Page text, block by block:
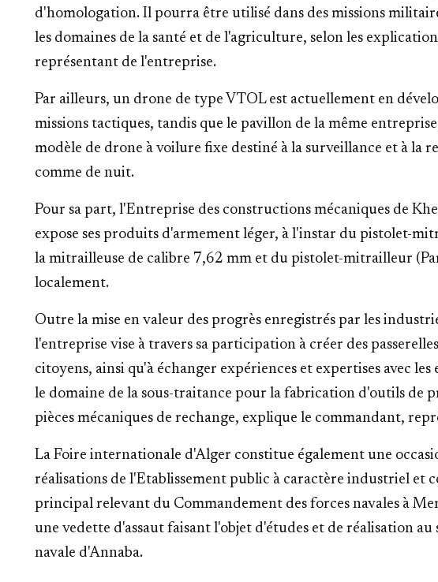
d'homologation. Il pourra être utilisé dans des missions
les domaines de la santé et de l'agriculture, selon les
représentant de l'entreprise.
Par ailleurs, un drone de type VTOL est actuellement en
missions tactiques, tandis que le pavillon de la même
modèle de drone à voilure fixe destiné à la surveillance et à la
comme de nuit.
Pour sa part, l'Entreprise des constructions mécaniques de
expose ses produits d'armement léger, à l'instar du pistolet-
la mitrailleuse de calibre 7,62 mm et du pistolet-mitrailleur
localement.
Outre la mise en valeur des progrès enregistrés par les
l'entreprise vise à travers sa participation à créer des
citoyens, ainsi qu'à échanger expériences et expertises avec
le domaine de la sous-traitance pour la fabrication d'outils de
pièces mécaniques de rechange, explique le commandant,
La Foire internationale d'Alger constitue également une
réalisations de l'Etablissement public à caractère industriel et
principal relevant du Commandement des forces navales à
une vedette d'assaut faisant l'objet d'études et de réalisation
navale d'Annaba.